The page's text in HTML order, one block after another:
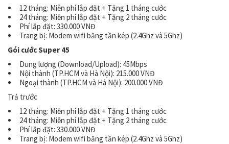
12 tháng: Miễn phí lắp đặt + Tặng 1 tháng cước
24 tháng: Miễn phí lắp đặt + Tặng 2 tháng cước
Phí lắp đặt: 330.000 VNĐ
Trang bị: Modem wifi băng tần kép (2.4Ghz và 5Ghz)
Gói cước Super 45
Dung lượng (Download/Upload): 45Mbps
Nội thành (TP.HCM và Hà Nội): 215.000 VNĐ
Ngoại thành (TP.HCM và Hà Nội): 200.000 VNĐ
Trả trước
12 tháng: Miễn phí lắp đặt + Tặng 1 tháng cước
24 tháng: Miễn phí lắp đặt + Tặng 2 tháng cước
Phí lắp đặt: 330.000 VNĐ
Trang bị: Modem wifi băng tần kép (2.4Ghz và 5Ghz)